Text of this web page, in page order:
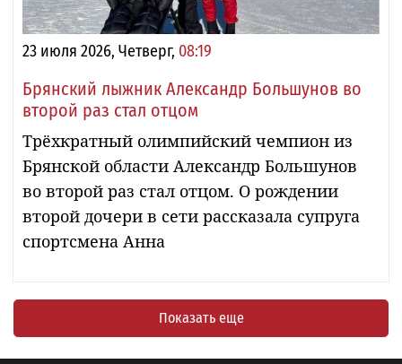
23 июля 2026, Четверг, 08:19
Брянский лыжник Александр Большунов во
второй раз стал отцом
Трёхкратный олимпийский чемпион из
Брянской области Александр Большунов
во второй раз стал отцом. О рождении
второй дочери в сети рассказала супруга
спортсмена Анна
Показать еще